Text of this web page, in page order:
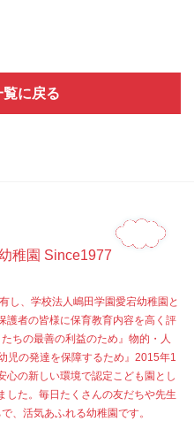
に戻る
稚園 Since1977
し、学校法人嶋田学園愛宕幼稚園と
護者の皆様に保育教育内容を高く評
ちの最善の利益のため』物的・人
児の発達を保障するため』2015年1
心の新しい環境で認定こども園とし
した。毎日たくさんの友だちや先生
、活気あふれる幼稚園です。